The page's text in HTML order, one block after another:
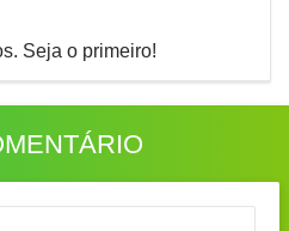
Seja o primeiro!